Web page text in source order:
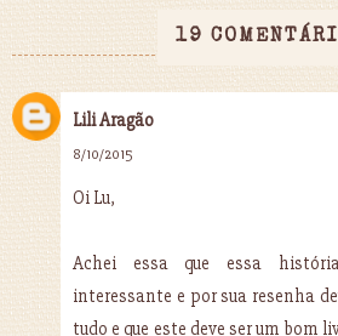
19
Lili Aragão
8/10/2015
Oi Lu,
Achei essa que essa
interessante e por sua resenha
tudo e que este deve ser um bom